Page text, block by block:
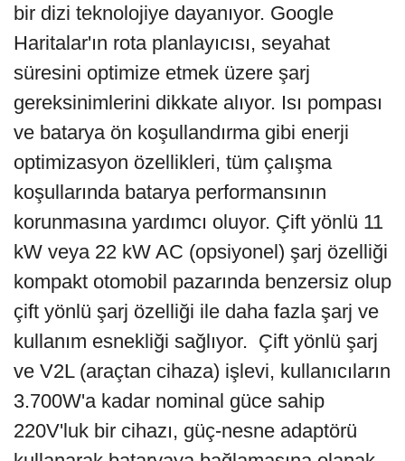
bir dizi teknolojiye dayanıyor. Google
Haritalar'ın rota planlayıcısı, seyahat
süresini optimize etmek üzere şarj
gereksinimlerini dikkate alıyor. Isı pompası
ve batarya ön koşullandırma gibi enerji
optimizasyon özellikleri, tüm çalışma
koşullarında batarya performansının
korunmasına yardımcı oluyor. Çift yönlü 11
kW veya 22 kW AC (opsiyonel) şarj özelliği
kompakt otomobil pazarında benzersiz olup
çift yönlü şarj özelliği ile daha fazla şarj ve
kullanım esnekliği sağlıyor. Çift yönlü şarj
ve V2L (araçtan cihaza) işlevi, kullanıcıların
3.700W'a kadar nominal güce sahip
220V'luk bir cihazı, güç-nesne adaptörü